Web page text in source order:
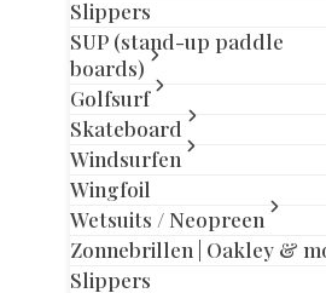
Slippers
SUP (stand-up paddle
boards)
Golfsurf
Skateboard
Windsurfen
Wingfoil
Wetsuits / Neopreen
Zonnebrillen | Oakley &
Slippers
SALE
previous
next